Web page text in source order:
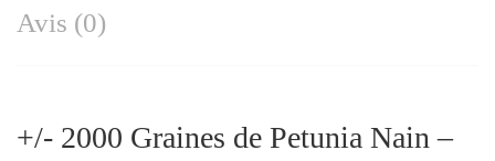
Avis (0)
+/- 2000 Graines de Petunia Nain –